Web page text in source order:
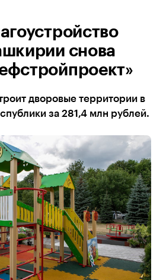
снова
дворовые территории в
за 281,4 млн рублей.